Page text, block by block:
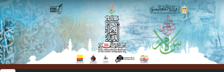
Skip to main content